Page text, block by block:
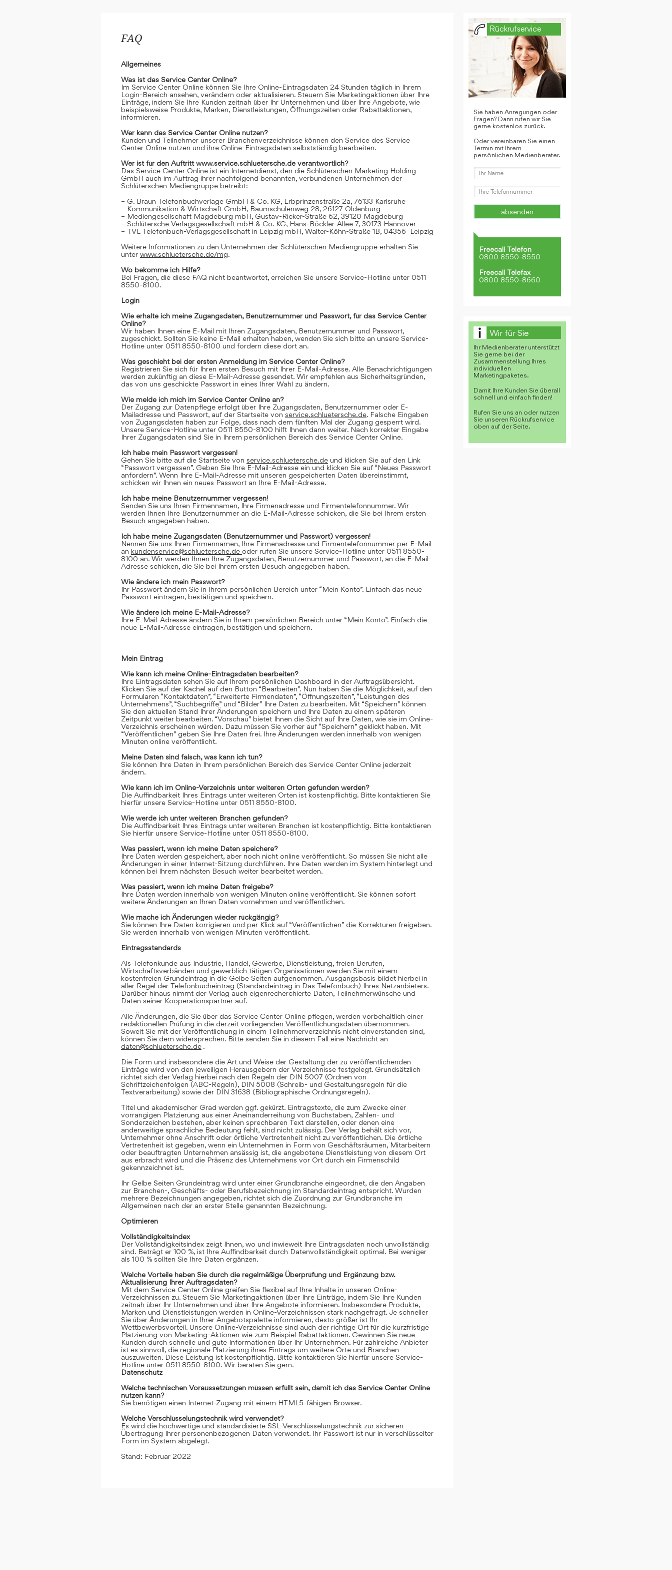
FAQ
Allgemeines
Was ist das Service Center Online?
Im Service Center Online können Sie Ihre Online-Eintragsdaten 24 Stunden täglich in Ihrem
Login-Bereich ansehen, verändern oder aktualisieren. Steuern Sie Marketingaktionen über Ihre
Einträge, indem Sie Ihre Kunden zeitnah über Ihr Unternehmen und über Ihre Angebote, wie
beispielsweise Produkte, Marken, Dienstleistungen, Öffnungszeiten oder Rabattaktionen,
informieren.
Wer kann das Service Center Online nutzen?
Kunden und Teilnehmer unserer Branchenverzeichnisse können den Service des Service
Center Online nutzen und ihre Online-Eintragsdaten selbstständig bearbeiten.
Wer ist für den Auftritt www.service.schluetersche.de verantwortlich?
Das Service Center Online ist ein Internetdienst, den die Schlüterschen Marketing Holding
GmbH auch im Auftrag ihrer nachfolgend benannten, verbundenen Unternehmen der
Schlüterschen Mediengruppe betreibt:
– G. Braun Telefonbuchverlage GmbH & Co. KG, Erbprinzenstraße 2a, 76133 Karlsruhe
– Kommunikation & Wirtschaft GmbH, Baumschulenweg 28, 26127 Oldenburg
– Mediengesellschaft Magdeburg mbH, Gustav-Ricker-Straße 62, 39120 Magdeburg
– Schlütersche Verlagsgesellschaft mbH & Co. KG, Hans-Böckler-Allee 7, 30173 Hannover
– TVL Telefonbuch-Verlagsgesellschaft in Leipzig mbH, Walter-Köhn-Straße 1B, 04356 Leipzig
Weitere Informationen zu den Unternehmen der Schlüterschen Mediengruppe erhalten Sie
unter www.schluetersche.de/mg.
Wo bekomme ich Hilfe?
Bei Fragen, die diese FAQ nicht beantwortet, erreichen Sie unsere Service-Hotline unter 0511
8550-8100.
Login
Wie erhalte ich meine Zugangsdaten, Benutzernummer und Passwort, für das Service Center
Online?
Wir haben Ihnen eine E-Mail mit Ihren Zugangsdaten, Benutzernummer und Passwort,
zugeschickt. Sollten Sie keine E-Mail erhalten haben, wenden Sie sich bitte an unsere Service-
Hotline unter 0511 8550-8100 und fordern diese dort an.
Was geschieht bei der ersten Anmeldung im Service Center Online?
Registrieren Sie sich für Ihren ersten Besuch mit Ihrer E-Mail-Adresse. Alle Benachrichtigungen
werden zukünftig an diese E-Mail-Adresse gesendet. Wir empfehlen aus Sicherheitsgründen,
das von uns geschickte Passwort in eines Ihrer Wahl zu ändern.
Wie melde ich mich im Service Center Online an?
Der Zugang zur Datenpflege erfolgt über Ihre Zugangsdaten, Benutzernummer oder E-
Mailadresse und Passwort, auf der Startseite von service.schluetersche.de. Falsche Eingaben
von Zugangsdaten haben zur Folge, dass nach dem fünften Mal der Zugang gesperrt wird.
Unsere Service-Hotline unter 0511 8550-8100 hilft Ihnen dann weiter. Nach korrekter Eingabe
Ihrer Zugangsdaten sind Sie in Ihrem persönlichen Bereich des Service Center Online.
Ich habe mein Passwort vergessen!
Gehen Sie bitte auf die Startseite von service.schluetersche.de und klicken Sie auf den Link
“Passwort vergessen”. Geben Sie Ihre E-Mail-Adresse ein und klicken Sie auf “Neues Passwort
anfordern”. Wenn Ihre E-Mail-Adresse mit unseren gespeicherten Daten übereinstimmt,
schicken wir Ihnen ein neues Passwort an Ihre E-Mail-Adresse.
Ich habe meine Benutzernummer vergessen!
Senden Sie uns Ihren Firmennamen, Ihre Firmenadresse und Firmentelefonnummer. Wir
werden Ihnen Ihre Benutzernummer an die E-Mail-Adresse schicken, die Sie bei Ihrem ersten
Besuch angegeben haben.
Ich habe meine Zugangsdaten (Benutzernummer und Passwort) vergessen!
Nennen Sie uns Ihren Firmennamen, Ihre Firmenadresse und Firmentelefonnummer per E-Mail
an kundenservice@schluetersche.de oder rufen Sie unsere Service-Hotline unter 0511 8550-
8100 an. Wir werden Ihnen Ihre Zugangsdaten, Benutzernummer und Passwort, an die E-Mail-
Adresse schicken, die Sie bei Ihrem ersten Besuch angegeben haben.
Wie ändere ich mein Passwort?
Ihr Passwort ändern Sie in Ihrem persönlichen Bereich unter “Mein Konto”. Einfach das neue
Passwort eintragen, bestätigen und speichern.
Wie ändere ich meine E-Mail-Adresse?
Ihre E-Mail-Adresse ändern Sie in Ihrem persönlichen Bereich unter “Mein Konto”. Einfach die
neue E-Mail-Adresse eintragen, bestätigen und speichern.
Mein Eintrag
Wie kann ich meine Online-Eintragsdaten bearbeiten?
Ihre Eintragsdaten sehen Sie auf Ihrem persönlichen Dashboard in der Auftragsübersicht.
Klicken Sie auf der Kachel auf den Button “Bearbeiten”. Nun haben Sie die Möglichkeit, auf den
Formularen “Kontaktdaten”, “Erweiterte Firmendaten”, “Öffnungszeiten”, “Leistungen des
Unternehmens”, “Suchbegriffe” und “Bilder” Ihre Daten zu bearbeiten. Mit “Speichern” können
Sie den aktuellen Stand Ihrer Änderungen speichern und Ihre Daten zu einem späteren
Zeitpunkt weiter bearbeiten. “Vorschau” bietet Ihnen die Sicht auf Ihre Daten, wie sie im Online-
Verzeichnis erscheinen würden. Dazu müssen Sie vorher auf “Speichern” geklickt haben. Mit
“Veröffentlichen” geben Sie Ihre Daten frei. Ihre Änderungen werden innerhalb von wenigen
Minuten online veröffentlicht.
Meine Daten sind falsch, was kann ich tun?
Sie können Ihre Daten in Ihrem persönlichen Bereich des Service Center Online jederzeit
ändern.
Wie kann ich im Online-Verzeichnis unter weiteren Orten gefunden werden?
Die Auffindbarkeit Ihres Eintrags unter weiteren Orten ist kostenpflichtig. Bitte kontaktieren Sie
hierfür unsere Service-Hotline unter 0511 8550-8100.
Wie werde ich unter weiteren Branchen gefunden?
Die Auffindbarkeit Ihres Eintrags unter weiteren Branchen ist kostenpflichtig. Bitte kontaktieren
Sie hierfür unsere Service-Hotline unter 0511 8550-8100.
Was passiert, wenn ich meine Daten speichere?
Ihre Daten werden gespeichert, aber noch nicht online veröffentlicht. So müssen Sie nicht alle
Änderungen in einer Internet-Sitzung durchführen. Ihre Daten werden im System hinterlegt und
können bei Ihrem nächsten Besuch weiter bearbeitet werden.
Was passiert, wenn ich meine Daten freigebe?
Ihre Daten werden innerhalb von wenigen Minuten online veröffentlicht. Sie können sofort
weitere Änderungen an Ihren Daten vornehmen und veröffentlichen.
Wie mache ich Änderungen wieder rückgängig?
Sie können Ihre Daten korrigieren und per Klick auf “Veröffentlichen” die Korrekturen freigeben.
Sie werden innerhalb von wenigen Minuten veröffentlicht.
Eintragsstandards
Als Telefonkunde aus Industrie, Handel, Gewerbe, Dienstleistung, freien Berufen,
Wirtschaftsverbänden und gewerblich tätigen Organisationen werden Sie mit einem
kostenfreien Grundeintrag in die Gelbe Seiten aufgenommen. Ausgangsbasis bildet hierbei in
aller Regel der Telefonbucheintrag (Standardeintrag in Das Telefonbuch) Ihres Netzanbieters.
Darüber hinaus nimmt der Verlag auch eigenrecherchierte Daten, Teilnehmerwünsche und
Daten seiner Kooperationspartner auf.
Alle Änderungen, die Sie über das Service Center Online pflegen, werden vorbehaltlich einer
redaktionellen Prüfung in die derzeit vorliegenden Veröffentlichungsdaten übernommen.
Soweit Sie mit der Veröffentlichung in einem Teilnehmerverzeichnis nicht einverstanden sind,
können Sie dem widersprechen. Bitte senden Sie in diesem Fall eine Nachricht an
daten@schluetersche.de .
Die Form und insbesondere die Art und Weise der Gestaltung der zu veröffentlichenden
Einträge wird von den jeweiligen Herausgebern der Verzeichnisse festgelegt. Grundsätzlich
richtet sich der Verlag hierbei nach den Regeln der DIN 5007 (Ordnen von
Schriftzeichenfolgen (ABC-Regeln), DIN 5008 (Schreib- und Gestaltungsregeln für die
Textverarbeitung) sowie der DIN 31638 (Bibliographische Ordnungsregeln).
Titel und akademischer Grad werden ggf. gekürzt. Eintragstexte, die zum Zwecke einer
vorrangigen Platzierung aus einer Aneinanderreihung von Buchstaben, Zahlen- und
Sonderzeichen bestehen, aber keinen sprechbaren Text darstellen, oder denen eine
anderweitige sprachliche Bedeutung fehlt, sind nicht zulässig. Der Verlag behält sich vor,
Unternehmer ohne Anschrift oder örtliche Vertretenheit nicht zu veröffentlichen. Die örtliche
Vertretenheit ist gegeben, wenn ein Unternehmen in Form von Geschäftsräumen, Mitarbeitern
oder beauftragten Unternehmen ansässig ist, die angebotene Dienstleistung von diesem Ort
aus erbracht wird und die Präsenz des Unternehmens vor Ort durch ein Firmenschild
gekennzeichnet ist.
Ihr Gelbe Seiten Grundeintrag wird unter einer Grundbranche eingeordnet, die den Angaben
zur Branchen-, Geschäfts- oder Berufsbezeichnung im Standardeintrag entspricht. Wurden
mehrere Bezeichnungen angegeben, richtet sich die Zuordnung zur Grundbranche im
Allgemeinen nach der an erster Stelle genannten Bezeichnung.
Optimieren
Vollständigkeitsindex
Der Vollständigkeitsindex zeigt Ihnen, wo und inwieweit Ihre Eintragsdaten noch unvollständig
sind. Beträgt er 100 %, ist Ihre Auffindbarkeit durch Datenvollständigkeit optimal. Bei weniger
als 100 % sollten Sie Ihre Daten ergänzen.
Welche Vorteile haben Sie durch die regelmäßige Überprüfung und Ergänzung bzw.
Aktualisierung Ihrer Auftragsdaten?
Mit dem Service Center Online greifen Sie flexibel auf Ihre Inhalte in unseren Online-
Verzeichnissen zu. Steuern Sie Marketingaktionen über Ihre Einträge, indem Sie Ihre Kunden
zeitnah über Ihr Unternehmen und über Ihre Angebote informieren. Insbesondere Produkte,
Marken und Dienstleistungen werden in Online-Verzeichnissen stark nachgefragt. Je schneller
Sie über Änderungen in Ihrer Angebotspalette informieren, desto größer ist Ihr
Wettbewerbsvorteil. Unsere Online-Verzeichnisse sind auch der richtige Ort für die kurzfristige
Platzierung von Marketing-Aktionen wie zum Beispiel Rabattaktionen. Gewinnen Sie neue
Kunden durch schnelle und gute Informationen über Ihr Unternehmen. Für zahlreiche Anbieter
ist es sinnvoll, die regionale Platzierung ihres Eintrags um weitere Orte und Branchen
auszuweiten. Diese Leistung ist kostenpflichtig. Bitte kontaktieren Sie hierfür unsere Service-
Hotline unter 0511 8550-8100. Wir beraten Sie gern.
Datenschutz
Welche technischen Voraussetzungen müssen erfüllt sein, damit ich das Service Center Online
nutzen kann?
Sie benötigen einen Internet-Zugang mit einem HTML5-fähigen Browser.
Welche Verschlüsselungstechnik wird verwendet?
Es wird die hochwertige und standardisierte SSL-Verschlüsselungstechnik zur sicheren
Übertragung Ihrer personenbezogenen Daten verwendet. Ihr Passwort ist nur in verschlüsselter
Form im System abgelegt.
Stand: Februar 2022
Rückrufservice
Sie haben Anregungen oder
Fragen? Dann rufen wir Sie
gerne kostenlos zurück.
Oder vereinbaren Sie einen
Termin mit Ihrem
persönlichen Medienberater.
Freecall Telefon
0800 8550-8550
Freecall Telefax
0800 8550-8660
Wir für Sie
Ihr Medienberater unterstützt
Sie gerne bei der
Zusammenstellung Ihres
individuellen
Marketingpaketes.
Damit Ihre Kunden Sie überall
schnell und einfach finden!
Rufen Sie uns an oder nutzen
Sie unseren Rückrufservice
oben auf der Seite.